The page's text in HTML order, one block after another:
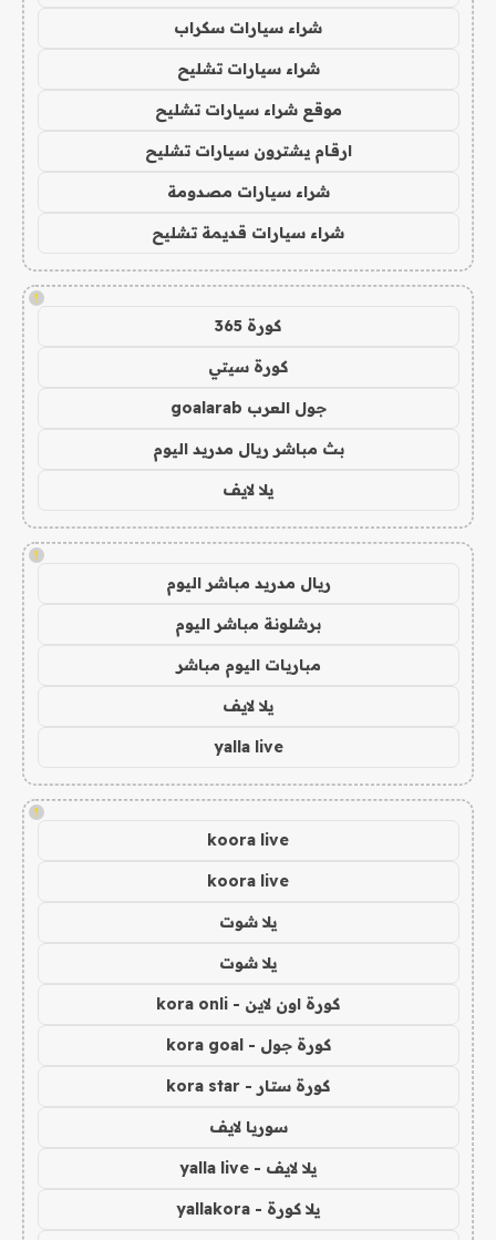
شراء سيارات سكراب
شراء سيارات تشليح
موقع شراء سيارات تشليح
ارقام يشترون سيارات تشليح
شراء سيارات مصدومة
شراء سيارات قديمة تشليح
!
كورة 365
كورة سيتي
جول العرب goalarab
بث مباشر ريال مدريد اليوم
يلا لايف
!
ريال مدريد مباشر اليوم
برشلونة مباشر اليوم
مباريات اليوم مباشر
يلا لايف
yalla live
!
koora live
koora live
يلا شوت
يلا شوت
كورة اون لاين - kora onli
كورة جول - kora goal
كورة ستار - kora star
سوريا لايف
يلا لايف - yalla live
يلا كورة - yallakora